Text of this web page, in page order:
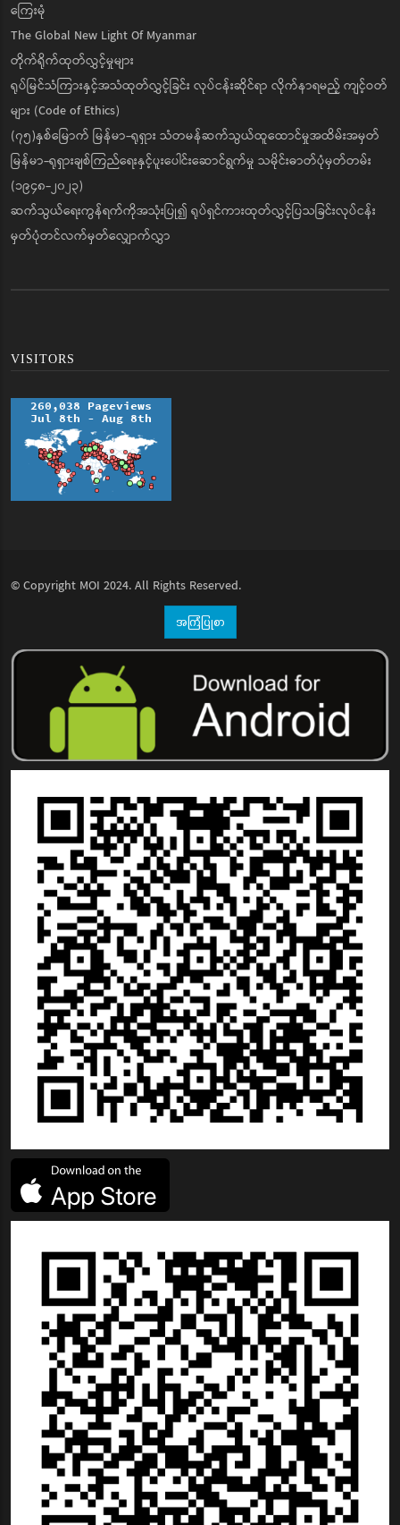
ကြေးမုံ
The Global New Light Of Myanmar
တိုက်ရိုက်ထုတ်လွှင့်မှုများ
ရုပ်မြင်သံကြားနှင့်အသံထုတ်လွှင့်ခြင်း လုပ်ငန်းဆိုင်ရာ လိုက်နာရမည့် ကျင့်ဝတ်
များ (Code of Ethics)
(၇၅)နှစ်မြောက် မြန်မာ-ရုရှား သံတမန်ဆက်သွယ်ထူထောင်မှုအထိမ်းအမှတ်
မြန်မာ-ရုရှားချစ်ကြည်ရေးနှင့်ပူးပေါင်းဆောင်ရွက်မှု သမိုင်းဓာတ်ပုံမှတ်တမ်း
(၁၉၄၈-၂၀၂၃)
ဆက်သွယ်ရေးကွန်ရက်ကိုအသုံးပြု၍ ရုပ်ရှင်ကားထုတ်လွှင့်ပြသခြင်းလုပ်ငန်း
မှတ်ပုံတင်လက်မှတ်လျှောက်လွှာ
VISITORS
© Copyright MOI 2024. All Rights Reserved.
အကြံပြုစာ